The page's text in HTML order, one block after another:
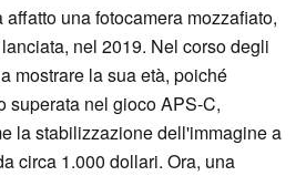
una fotocamera mozzafiato,
nel 2019. Nel corso degli
mostrare la sua età, poiché
superata nel gioco APS-C,
la stabilizzazione dell'immagine a
circa 1.000 dollari. Ora, una